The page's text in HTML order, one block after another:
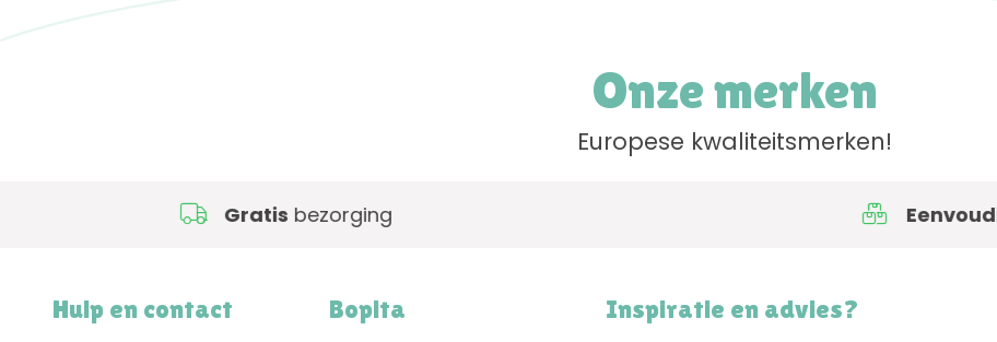
Onze merken
Europese kwaliteitsmerken!
bezorging Eenvoudig bestellen!
Hulp en contact Bopita Inspiratie en advies?